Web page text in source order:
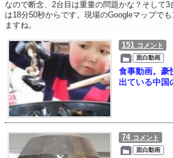
なので断念、2台目は重量の問題かな？そして
は18分50秒からです。現場のGoogleマップで
ますね。
151 コメント
面白動画
食事動画。豪
出ている中国
74 コメント
面白動画